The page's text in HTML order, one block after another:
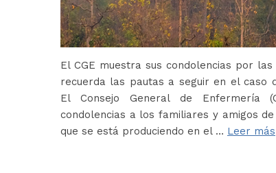
El CGE muestra sus condolencias por
recuerda las pautas a seguir en el caso
El Consejo General de Enfermería
condolencias a los familiares y amigos
que se está produciendo en el … Leer más